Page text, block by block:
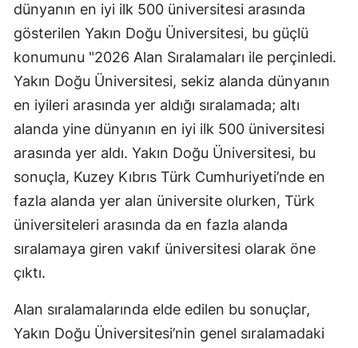
dünyanın en iyi ilk 500 üniversitesi arasında
gösterilen Yakın Doğu Üniversitesi, bu güçlü
konumunu "2026 Alan Sıralamaları ile perçinledi.
Yakın Doğu Üniversitesi, sekiz alanda dünyanın
en iyileri arasında yer aldığı sıralamada; altı
alanda yine dünyanın en iyi ilk 500 üniversitesi
arasında yer aldı. Yakın Doğu Üniversitesi, bu
sonuçla, Kuzey Kıbrıs Türk Cumhuriyeti’nde en
fazla alanda yer alan üniversite olurken, Türk
üniversiteleri arasında da en fazla alanda
sıralamaya giren vakıf üniversitesi olarak öne
çıktı.
Alan sıralamalarında elde edilen bu sonuçlar,
Yakın Doğu Üniversitesi’nin genel sıralamadaki